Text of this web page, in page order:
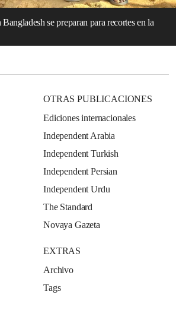
se preparan para recortes en la
OTRAS PUBLICACIONES
Ediciones internacionales
Independent Arabia
Independent Turkish
Independent Persian
Independent Urdu
The Standard
Novaya Gazeta
EXTRAS
Archivo
Tags